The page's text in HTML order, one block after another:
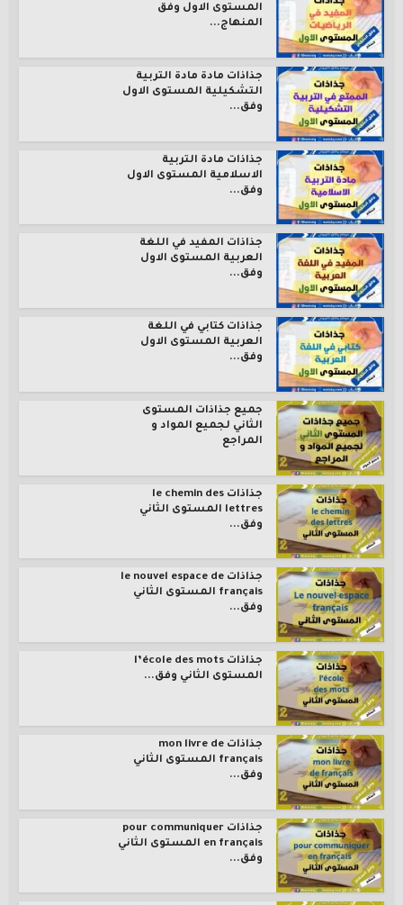
المستوى الاول وفق
المنهاج...
جذاذات مادة مادة التربية
التشكيلية المستوى الاول
وفق...
جذاذات مادة التربية
الاسلامية المستوى الاول
وفق...
جذاذات المفيد في اللغة
العربية المستوى الاول
وفق...
جذاذات كتابي في اللغة
العربية المستوى الاول
وفق...
جميع جذاذات المستوى
الثاني لجميع المواد و
المراجع
جذاذات le chemin des
lettres المستوى الثاني
وفق...
جذاذات le nouvel espace de
français المستوى الثاني
وفق...
جذاذات l’école des mots
المستوى الثاني وفق...
جذاذات mon livre de
français المستوى الثاني
وفق...
جذاذات pour communiquer
en français المستوى الثاني
وفق...